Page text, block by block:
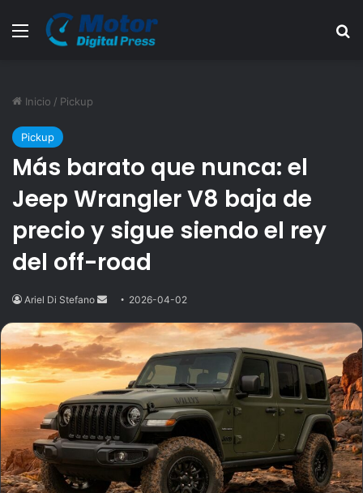
Menú
Inicio / Pickup
Pickup
Más barato que nunca: el
Jeep Wrangler V8 baja de
precio y sigue siendo el rey
del off-road
Ariel Di Stefano
Send
email
2026-04-02